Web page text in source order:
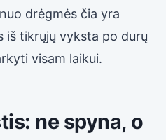
drėgmės čia yra
iš tikrųjų vyksta po durų
visam laikui.
ne spyna, o